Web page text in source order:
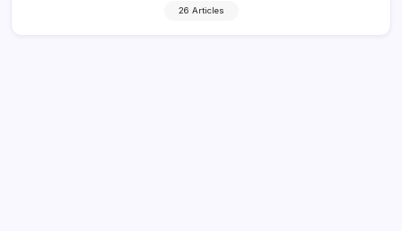
26 Articles